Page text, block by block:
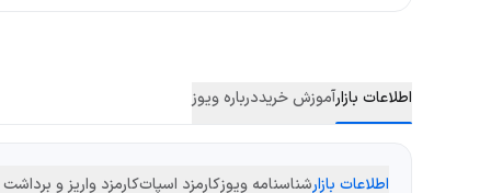
اطلاعات بازارآموزش خریددرباره ویوز
اطلاعات بازارشناسنامه ویوزکارمزد اسپاتکارمزد واریز و برداشت